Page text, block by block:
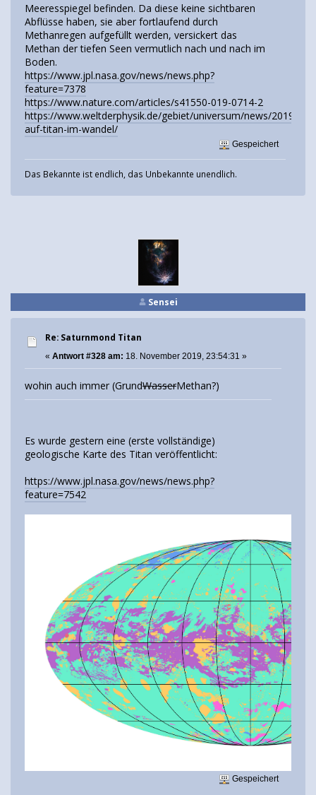
Meeresspiegel befinden. Da diese keine sichtbaren
Abflüsse haben, sie aber fortlaufend durch
Methanregen aufgefüllt werden, versickert das
Methan der tiefen Seen vermutlich nach und nach im
Boden.
https://www.jpl.nasa.gov/news/news.php?
feature=7378
https://www.nature.com/articles/s41550-019-0714-2
https://www.weltderphysik.de/gebiet/universum/news/2019/
auf-titan-im-wandel/
Gespeichert
Das Bekannte ist endlich, das Unbekannte unendlich.
Sensei
Re: Saturnmond Titan
« Antwort #328 am: 18. November 2019, 23:54:31 »
wohin auch immer (GrundWasserMethan?)
Es wurde gestern eine (erste vollständige)
geologische Karte des Titan veröffentlicht:
https://www.jpl.nasa.gov/news/news.php?
feature=7542
Gespeichert